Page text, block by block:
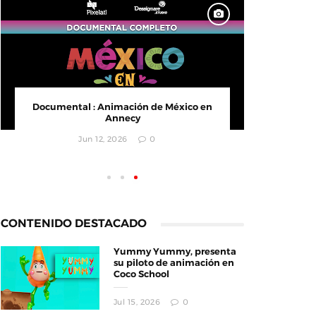
Documental : Animación de México en
Annecy
Jun 12, 2026 0
CONTENIDO DESTACADO
Yummy Yummy, presenta
su piloto de animación en
Coco School
Jul 15, 2026 0